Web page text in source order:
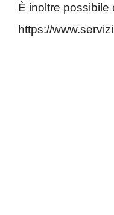
È inoltre possibile
https://